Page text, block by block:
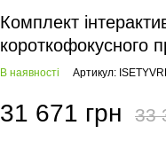
Комплект
короткофокусного
В наявності Артикул:
31 671 грн 33